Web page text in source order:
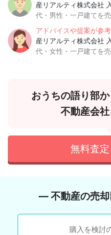
産リアルティ株式会社
代・男性・一戸建てを売
アドバイスや提案が参
産リアルティ株式会社
代・女性・一戸建てを売
おうちの語り部か
不動産会社
無料査
― 不動産の売
購入を検討